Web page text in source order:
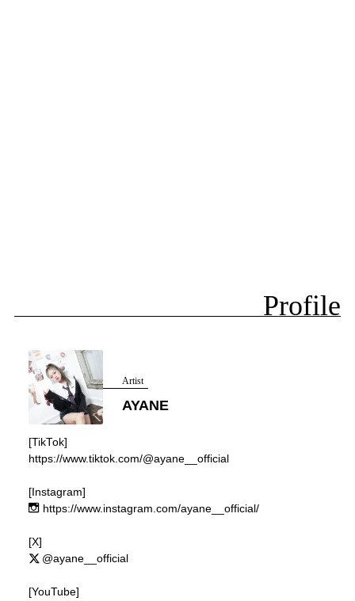
Profile
Artist
AYANE
[TikTok]
https://www.tiktok.com/@ayane__official
[Instagram]
https://www.instagram.com/ayane__official/
[X]
@ayane__official
[YouTube]